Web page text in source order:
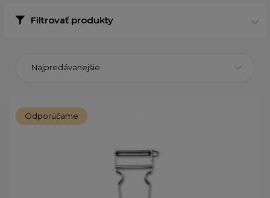
Filtrovať produkty
Najpredávanejšie
Odporúčame